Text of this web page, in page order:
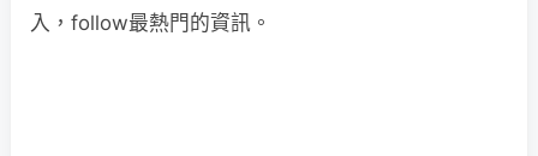
入，follow最熱門的資訊。